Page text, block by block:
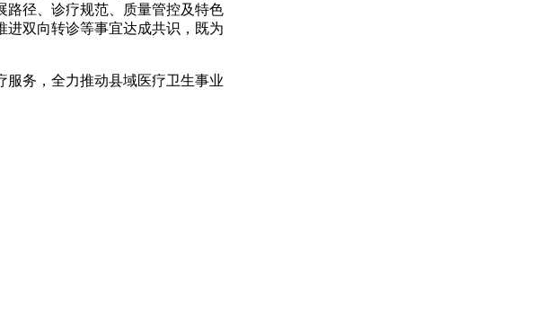
路径、诊疗规范、质量管控及特色
双向转诊等事宜达成共识，既为
务，全力推动县域医疗卫生事业